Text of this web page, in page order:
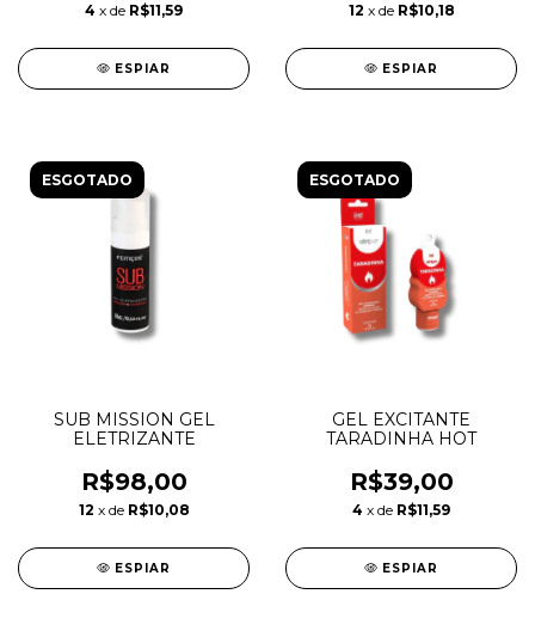
4 x de R$11,59
ESPIAR
12 x de R$10,18
ESPIAR
ESGOTADO
SUB MISSION GEL
ELETRIZANTE
R$98,00
12 x de R$10,08
ESPIAR
ESGOTADO
GEL EXCITANTE
TARADINHA HOT
R$39,00
4 x de R$11,59
ESPIAR